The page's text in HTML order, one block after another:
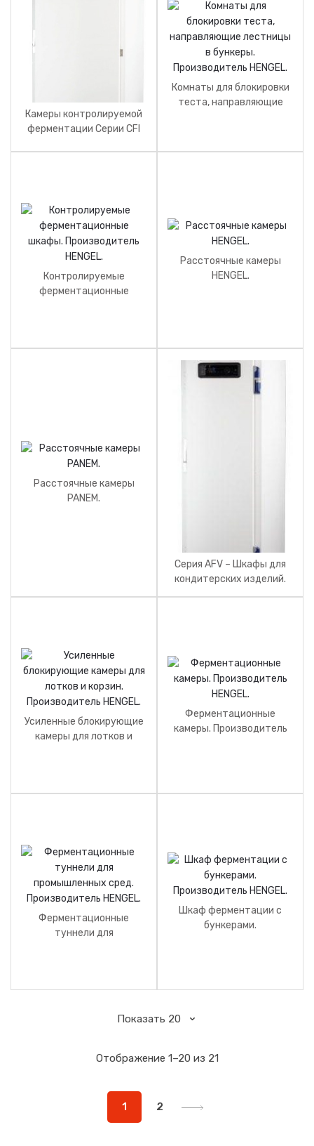
Камеры контролируемой
ферментации Серии CFI
Комнаты для блокировки
теста, направляющие
Контролируемые
ферментационные
Расстоячные камеры
HENGEL.
Расстоячные камеры
PANEM.
Серия AFV – Шкафы для
кондитерских изделий.
Производитель CFI.
Усиленные блокирующие
камеры для лотков и
Ферментационные
камеры. Производитель
Ферментационные
туннели для
Шкаф ферментации с
бункерами.
Отображение 1–20 из 21
1 2